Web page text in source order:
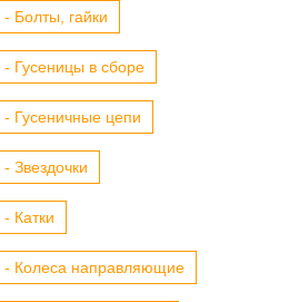
Болты, гайки
Гусеницы в сборе
Гусеничные цепи
Звездочки
Катки
- Колеса направляющие